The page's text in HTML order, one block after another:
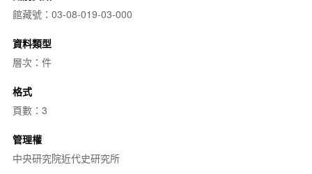
館藏號：03-08-019-03-000
資料類型
層次：件
格式
頁數：3
管理權
中央研究院近代史研究所